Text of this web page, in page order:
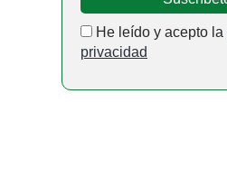
He leído y acepto la
privacidad